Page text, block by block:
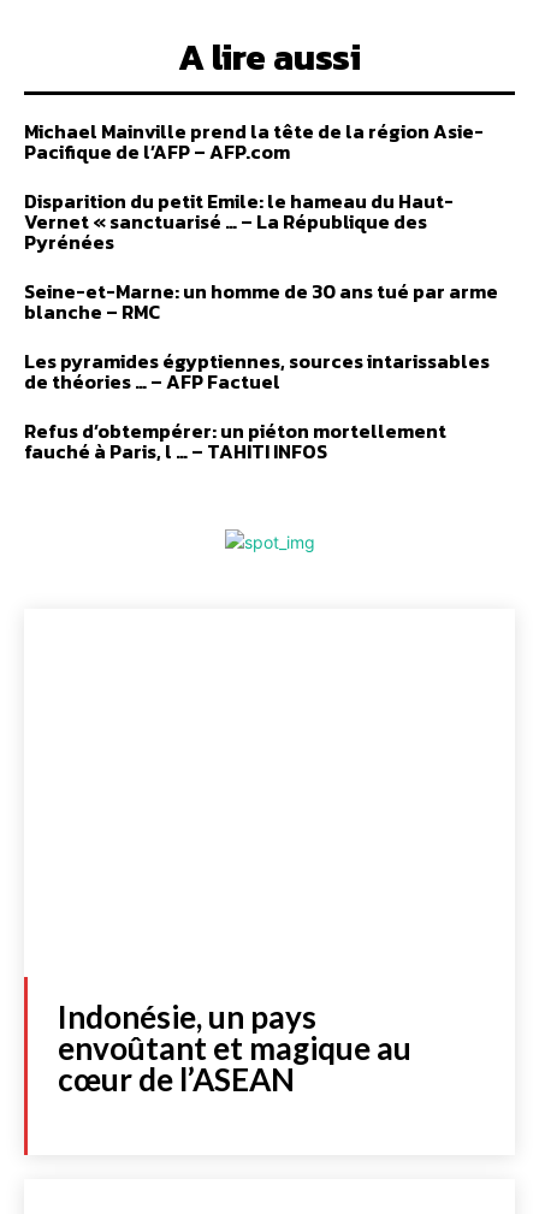
A lire aussi
Michael Mainville prend la tête de la région Asie-
Pacifique de l’AFP – AFP.com
Disparition du petit Emile: le hameau du Haut-
Vernet « sanctuarisé … – La République des
Pyrénées
Seine-et-Marne: un homme de 30 ans tué par arme
blanche – RMC
Les pyramides égyptiennes, sources intarissables
de théories … – AFP Factuel
Refus d’obtempérer: un piéton mortellement
fauché à Paris, l … – TAHITI INFOS
Indonésie, un pays
envoûtant et magique au
cœur de l’ASEAN